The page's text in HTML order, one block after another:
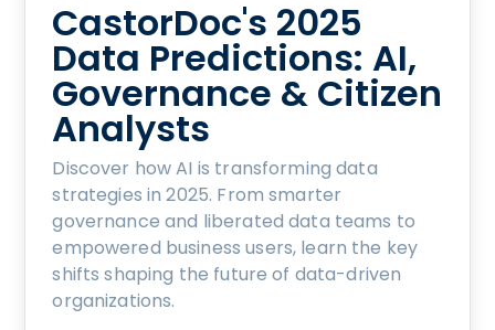
CastorDoc's 2025
Data Predictions: AI,
Governance & Citizen
Analysts
Discover how AI is transforming data
strategies in 2025. From smarter
governance and liberated data teams to
empowered business users, learn the key
shifts shaping the future of data-driven
organizations.